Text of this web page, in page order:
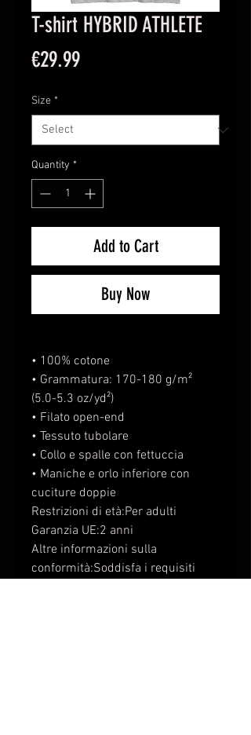
T-shirt HYBRID ATHLETE
€29.99Price
Size *
Quantity *
Add to Cart
Buy Now
• 100% cotone
• Grammatura: 170-180 g/m²
(5.0-5.3 oz/yd²)
• Filato open-end
• Tessuto tubolare
• Collo e spalle con fettuccia
• Maniche e orlo inferiore con
cuciture doppie
Restrizioni di età:Per adulti
Garanzia UE:2 anni
Altre informazioni sulla
conformità:Soddisfa i requisiti